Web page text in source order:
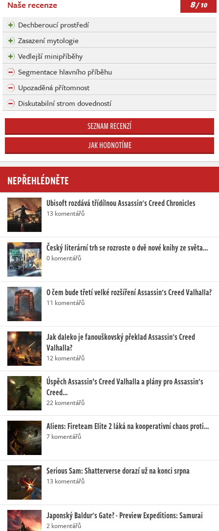
Naše recenze 8/ 10
Dechberoucí prostředí
Zasazení mytologie
Vedlejší minipříběhy
Segmentace hlavního příběhu
Upozaděná přítomnost
Diskutabilní strom dovedností
SEZNAM RECENZÍ
JAK HODNOTÍME
NEPŘEHLÉDNĚTE
Ubisoft rozdává třídílnou Assassin's Creed Chronicles
13 komentářů
Český literární trh se rozroste o dvě nové knihy ze světa…
0 komentářů
O čem bude třetí velké rozšíření Assassin's Creed Valhalla?
11 komentářů
Jak daleko je fanouškovský překlad Assassin's Creed
Valhalla?
12 komentářů
Úspěch Assassin’s Creed Valhalla a plány pro Assassin's
Creed…
22 komentářů
Aliens: Fireteam Elite 2 láká na kooperativní chaos proti…
7 komentářů
Serious Sam: Shatterverse dorazí už na konci srpna
13 komentářů
Japonský Baldur's Gate? - Preview Expeditions: Samurai
2 komentářů